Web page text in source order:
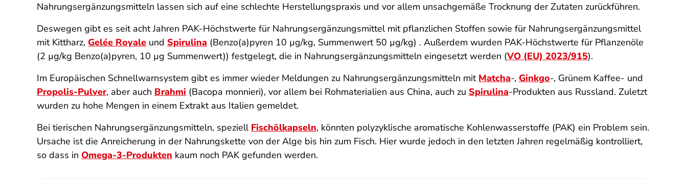
Nahrungsergänzungsmitteln lassen sich auf eine schlechte Herstellungspraxis und vor allem unsachgemäße Trocknung der Zutaten zurückführen.
Deswegen gibt es seit acht Jahren PAK-Höchstwerte für Nahrungs­ergänzungsmittel mit pflanzlichen Stoffen sowie für Nahrungs­ergänzungsmittel
mit Kittharz, Gelée Royale und Spirulina (Benzo(a)pyren 10 µg/kg, Summenwert 50 µg/kg) . Außerdem wurden PAK-Höchstwerte für Pflanzenöle
(2 µg/kg Benzo(a)pyren, 10 µg Summenwert)) festgelegt, die in Nahrungsergänzungsmitteln eingesetzt werden (VO (EU) 2023/915).
Im Europäischen Schnellwarnsystem gibt es immer wieder Meldungen zu Nahrungsergänzungsmitteln mit Matcha-, Ginkgo-, Grünem Kaffee- und
Propolis-Pulver, aber auch Brahmi (Bacopa monnieri), vor allem bei Rohmaterialien aus China, auch zu Spirulina-Produkten aus Russland. Zuletzt
wurden zu hohe Mengen in einem Extrakt aus Italien gemeldet.
Bei tierischen Nahrungs­ergänzungsmitteln, speziell Fischölkapseln, könnten polyzyklische aromatische Kohlenwasserstoffe (PAK) ein Problem sein.
Ursache ist die Anreicherung in der Nahrungskette von der Alge bis hin zum Fisch. Hier wurde jedoch in den letzten Jahren regelmäßig kontrolliert,
so dass in Omega-3-Produkten kaum noch PAK gefunden werden.